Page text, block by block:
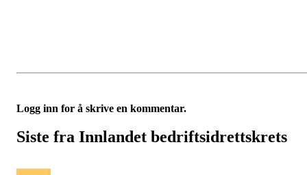
Logg inn for å skrive en kommentar.
Siste fra Innlandet bedriftsidrettskrets